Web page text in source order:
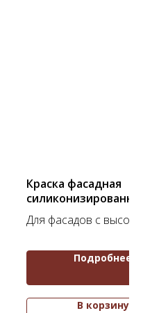
Краска фасадная
Для фасадов с
Подробнее
В корзину